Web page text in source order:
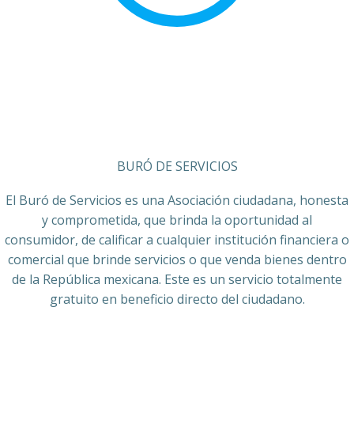
BURÓ DE SERVICIOS
El Buró de Servicios es una Asociación ciudadana, honesta
y comprometida, que brinda la oportunidad al
consumidor, de calificar a cualquier institución financiera o
comercial que brinde servicios o que venda bienes dentro
de la República mexicana. Este es un servicio totalmente
gratuito en beneficio directo del ciudadano.